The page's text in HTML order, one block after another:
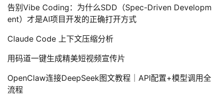
告别Vibe Coding：为什么SDD（Spec-Driven Developm
ent）才是AI项目开发的正确打开方式
Claude Code 上下文压缩分析
用码道一键生成精美短视频宣传片
OpenClaw连接DeepSeek图文教程｜API配置+模型调用全
流程